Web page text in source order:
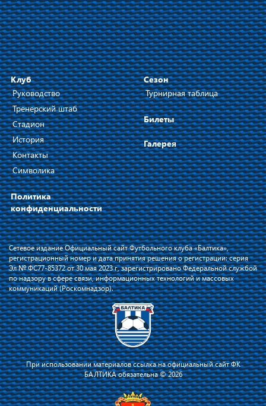
Клуб
Руководство
Тренерский штаб
Стадион
История
Контакты
Символика
Политика
конфиденциальности
Сезон
Турнирная таблица
Билеты
Галерея
Сетевое издание Официальный сайт Футбольного клуба «Балтика»,
регистрационный номер и дата принятия решения о регистрации: серия
Эл № ФС77-85372 от 30 мая 2023 г, зарегистрировано Федеральной службой
по надзору в сфере связи, информационных технологий и массовых
коммуникаций (Роскомнадзор).
При использовании материалов ссылка на официальный сайт ФК
БАЛТИКА обязательна © 2026